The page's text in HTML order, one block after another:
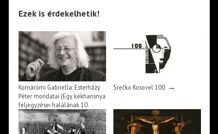
Ezek is érdekelhetik!
Komáromi Gabriella: Esterházy
Péter mondatai (Egy kékharisnya
feljegyzései halálának 10.
évfordulóján)*→
Srečko Kosovel 100→